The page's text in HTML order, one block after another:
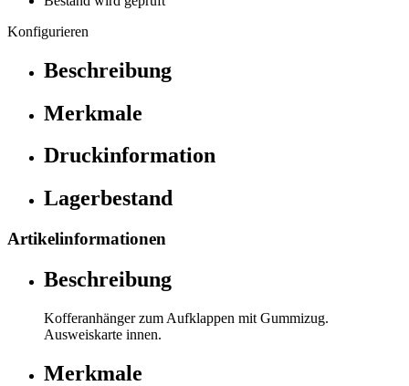
Konfigurieren
Beschreibung
Merkmale
Druckinformation
Lagerbestand
Artikelinformationen
Beschreibung
Kofferanhänger zum Aufklappen mit Gummizug.
Ausweiskarte innen.
Merkmale